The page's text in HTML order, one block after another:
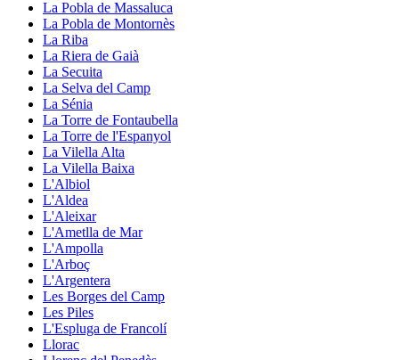
La Pobla de Massaluca
La Pobla de Montornès
La Riba
La Riera de Gaià
La Secuita
La Selva del Camp
La Sénia
La Torre de Fontaubella
La Torre de l'Espanyol
La Vilella Alta
La Vilella Baixa
L'Albiol
L'Aldea
L'Aleixar
L'Ametlla de Mar
L'Ampolla
L'Arboç
L'Argentera
Les Borges del Camp
Les Piles
L'Espluga de Francolí
Llorac